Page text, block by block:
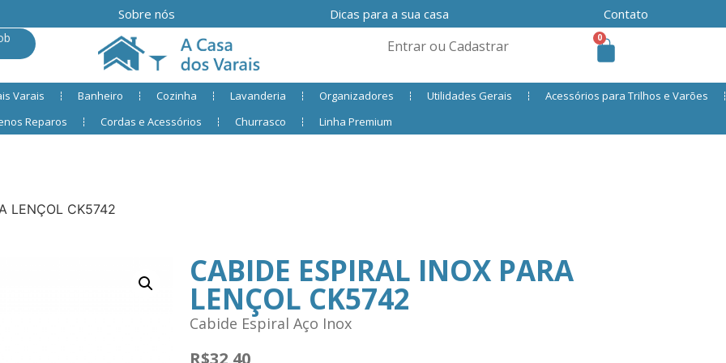
Sobre nós Dicas para a sua casa Contato
Entrar ou Cadastrar 0
Varais Banheiro Cozinha Lavanderia Organizadores Utilidades Gerais
Acessórios para Trilhos e Varões
Reparos
Cordas e Acessórios Churrasco Linha Premium
LENÇOL CK5742
CABIDE ESPIRAL INOX PARA
LENÇOL CK5742
Cabide Espiral Aço Inox
R$32,40